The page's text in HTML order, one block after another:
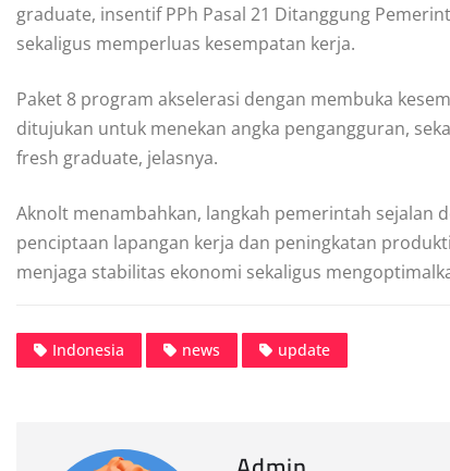
graduate, insentif PPh Pasal 21 Ditanggung
sekaligus memperluas kesempatan kerja.
Paket 8 program akselerasi dengan membuka
ditujukan untuk menekan angka pengangguran,
fresh graduate, jelasnya.
Aknolt menambahkan, langkah pemerintah sejalan
penciptaan lapangan kerja dan peningkatan
menjaga stabilitas ekonomi sekaligus
Indonesia news update